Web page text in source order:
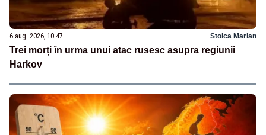
6 aug. 2026, 10:47 Stoica Marian
Trei morți în urma unui atac rusesc asupra regiunii
Harkov